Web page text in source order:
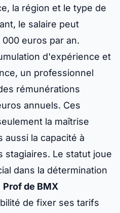
la région et le type de
le salaire peut
euros par an.
d'expérience et
un professionnel
rémunérations
annuels. Ces
la maîtrise
aussi la capacité à
stagiaires. Le statut joue
dans la détermination
Prof de BMX
de fixer ses tarifs